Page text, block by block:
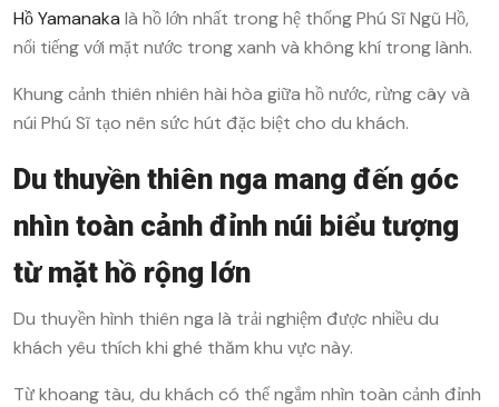
Hồ Yamanaka là hồ lớn nhất trong hệ thống Phú Sĩ Ngũ Hồ,
nổi tiếng với mặt nước trong xanh và không khí trong lành.
Khung cảnh thiên nhiên hài hòa giữa hồ nước, rừng cây và
núi Phú Sĩ tạo nên sức hút đặc biệt cho du khách.
Du thuyền thiên nga mang đến góc
nhìn toàn cảnh đỉnh núi biểu tượng
từ mặt hồ rộng lớn
Du thuyền hình thiên nga là trải nghiệm được nhiều du
khách yêu thích khi ghé thăm khu vực này.
Từ khoang tàu, du khách có thể ngắm nhìn toàn cảnh đỉnh